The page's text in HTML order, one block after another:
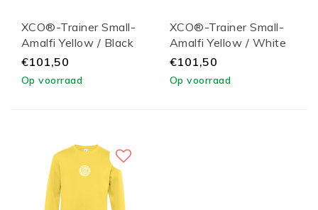
XCO®-Trainer Small-
Amalfi Yellow / Black
Lid
€101,50
Op voorraad
XCO®-Trainer Small-
Amalfi Yellow / White
Lid
€101,50
Op voorraad